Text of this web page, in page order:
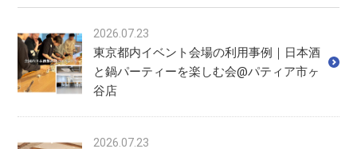
2026.07.23
東京都内イベント会場の利用事例｜日本酒
と鍋パーティーを楽しむ会@パティア市ヶ
谷店
2026.07.23